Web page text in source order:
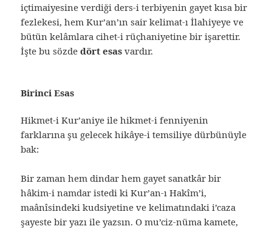
içtimaiyesine verdiği ders-i terbiyenin gayet kısa bir
fezlekesi, hem Kur’an’ın sair kelimat-ı İlahiyeye ve
bütün kelâmlara cihet-i rüçhaniyetine bir işarettir.
İşte bu sözdedört esas vardır.
Birinci Esas
Hikmet-i Kur’aniye ile hikmet-i fenniyenin
farklarına şu gelecek hikâye-i temsiliye dürbünüyle
bak:
Bir zaman hem dindar hem gayet sanatkâr bir
hâkim-i namdar istedi ki Kur’an-ı Hakîm’i,
maânîsindeki kudsiyetine ve kelimatındaki i’caza
şayeste bir yazı ile yazsın. O mu’ciz-nüma kamete,